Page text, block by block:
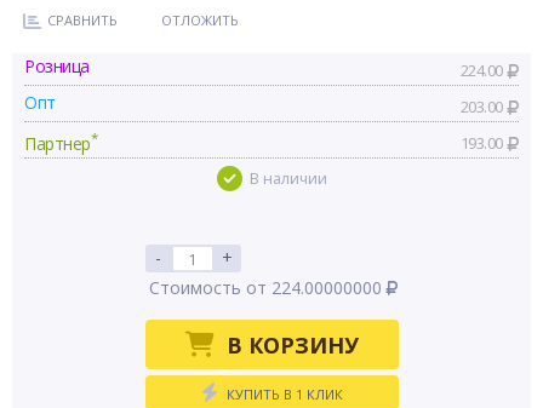
СРАВНИТЬ ОТЛОЖИТЬ
Розница 224.00
Опт 203.00
Партнер* 193.00
В наличии
-
+
Стоимость от 224.00000000
В КОРЗИНУ
КУПИТЬ В 1 КЛИК